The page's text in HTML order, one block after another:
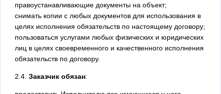
правоустанавливающие документы на объект;
снимать копии с любых документов для использования в
целях исполнения обязательств по настоящему договору;
пользоваться услугами любых физических и юридических
лиц в целях своевременного и качественного исполнения
обязательств по договору.
2.4. Заказчик обязан: